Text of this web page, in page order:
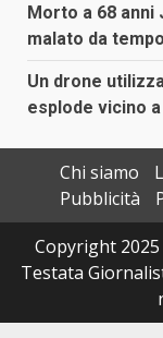
Morto a 68 anni
malato da tempo
Un drone
esplode vicino
Chi siamo
Pubblicità
Copyright
Testata